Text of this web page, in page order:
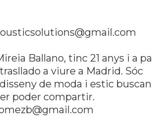
Ballano, tinc 21 anys i a
a viure a Madrid. Sóc
de moda i estic
poder compartir.